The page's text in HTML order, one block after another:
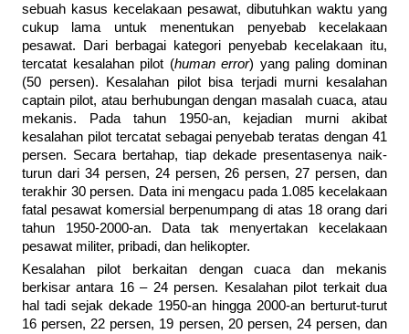
sebuah kasus kecelakaan pesawat, dibutuhkan waktu yang
cukup lama untuk menentukan penyebab kecelakaan
pesawat. Dari berbagai kategori penyebab kecelakaan itu,
tercatat kesalahan pilot (human error) yang paling dominan
(50 persen). Kesalahan pilot bisa terjadi murni kesalahan
captain pilot, atau berhubungan dengan masalah cuaca, atau
mekanis. Pada tahun 1950-an, kejadian murni akibat
kesalahan pilot tercatat sebagai penyebab teratas dengan 41
persen. Secara bertahap, tiap dekade presentasenya naik-
turun dari 34 persen, 24 persen, 26 persen, 27 persen, dan
terakhir 30 persen. Data ini mengacu pada 1.085 kecelakaan
fatal pesawat komersial berpenumpang di atas 18 orang dari
tahun 1950-2000-an. Data tak menyertakan kecelakaan
pesawat militer, pribadi, dan helikopter.
Kesalahan pilot berkaitan dengan cuaca dan mekanis
berkisar antara 16 – 24 persen. Kesalahan pilot terkait dua
hal tadi sejak dekade 1950-an hingga 2000-an berturut-turut
16 persen, 22 persen, 19 persen, 20 persen, 24 persen, dan